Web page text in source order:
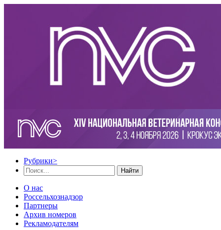
Рубрики>
Найти
О нас
Россельхознадзор
Партнеры
Архив номеров
Рекламодателям